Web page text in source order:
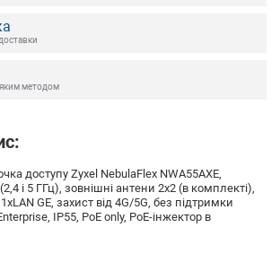
методом
доступу Zyxel NebulaFlex NWA55AXE,
і 5 ГГц), зовнішні антени 2x2 (в комплекті),
GE, захист від 4G/5G, без підтримки
IP55, PoE only, PoE-інжектор в